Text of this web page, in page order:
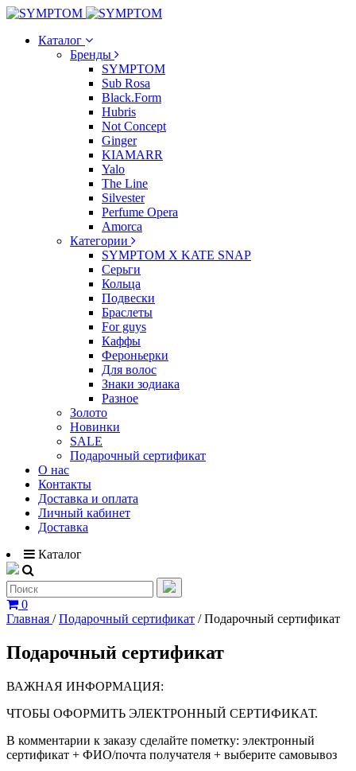
Каталог
Бренды
SYMPTOM
Sub Rosa
Black.Form
Hubris
Not Concept
Ginger
KIAMARR
Yalo
The Line
Silvester
Perfume Opera
Amorca
Категории
SYMPTOM X KATE SNAP
Серьги
Кольца
Подвески
Браслеты
For guys
Каффы
Фероньерки
Для волос
Знаки зодиака
Разное
Золото
Новинки
SALE
Подарочный сертификат
О нас
Контакты
Доставка и оплата
Личный кабинет
Доставка
Каталог
0
Главная /Подарочный сертификат /Подарочный сертификат
Подарочный сертификат
ВАЖНАЯ ИНФОРМАЦИЯ:
ЧТОБЫ ОФОРМИТЬ ЭЛЕКТРОННЫЙ СЕРТИФИКАТ.
В комментарии к заказу сделайте пометку: электронный
сертификат + ФИО/почта получателя + выберите самовывоз